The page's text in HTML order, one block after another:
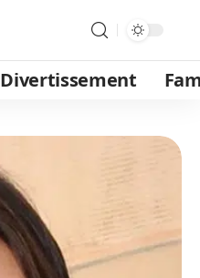
Divertissement